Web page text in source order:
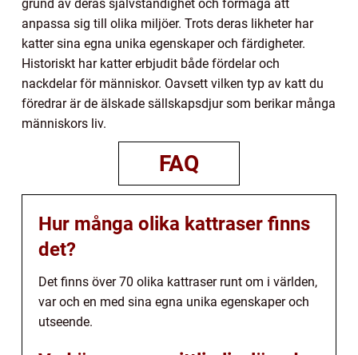
grund av deras självständighet och förmåga att
anpassa sig till olika miljöer. Trots deras likheter har
katter sina egna unika egenskaper och färdigheter.
Historiskt har katter erbjudit både fördelar och
nackdelar för människor. Oavsett vilken typ av katt du
föredrar är de älskade sällskapsdjur som berikar många
människors liv.
FAQ
Hur många olika kattraser finns
det?
Det finns över 70 olika kattraser runt om i världen,
var och en med sina egna unika egenskaper och
utseende.